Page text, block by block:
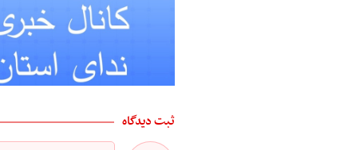
ثبت دیدگاه